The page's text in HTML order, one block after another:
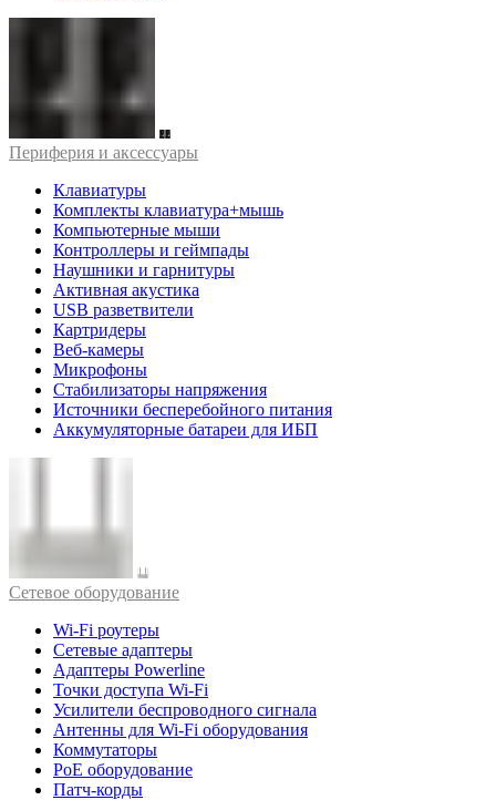
Периферия и аксессуары
Клавиатуры
Комплекты клавиатура+мышь
Компьютерные мыши
Контроллеры и геймпады
Наушники и гарнитуры
Активная акустика
USB разветвители
Картридеры
Веб-камеры
Микрофоны
Стабилизаторы напряжения
Источники бесперебойного питания
Аккумуляторные батареи для ИБП
Cетевое оборудование
Wi-Fi роутеры
Сетевые адаптеры
Адаптеры Powerline
Точки доступа Wi-Fi
Усилители беспроводного сигнала
Антенны для Wi-Fi оборудования
Коммутаторы
PoE оборудование
Патч-корды